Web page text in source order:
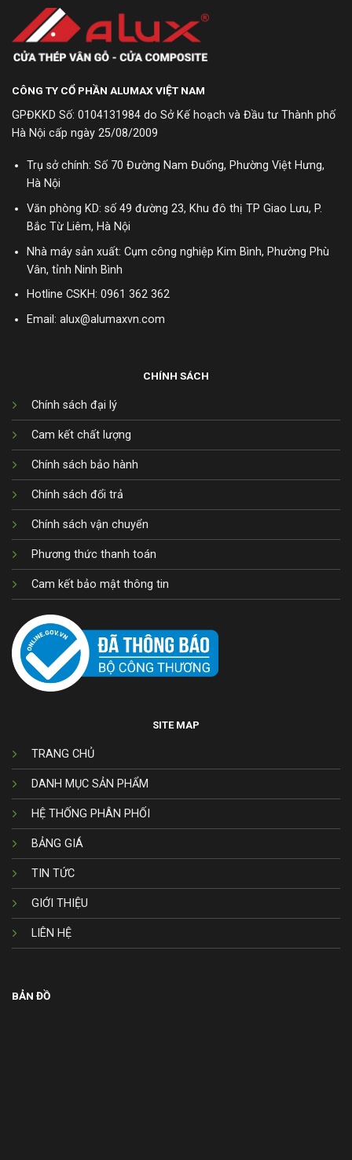
CÔNG TY CỔ PHẦN ALUMAX VIỆT NAM
GPĐKKD Số: 0104131984 do Sở Kế hoạch và Đầu tư Thành phố
Hà Nội cấp ngày 25/08/2009
Trụ sở chính: Số 70 Đường Nam Đuống, Phường Việt Hưng,
Hà Nội
Văn phòng KD: số 49 đường 23, Khu đô thị TP Giao Lưu, P.
Bắc Từ Liêm, Hà Nội
Nhà máy sản xuất: Cụm công nghiệp Kim Bình, Phường Phù
Vân, tỉnh Ninh Bình
Hotline CSKH: 0961 362 362
Email: alux@alumaxvn.com
CHÍNH SÁCH
Chính sách đại lý
Cam kết chất lượng
Chính sách bảo hành
Chính sách đổi trả
Chính sách vận chuyển
Phương thức thanh toán
Cam kết bảo mật thông tin
SITE MAP
TRANG CHỦ
DANH MỤC SẢN PHẨM
HỆ THỐNG PHÂN PHỐI
BẢNG GIÁ
TIN TỨC
GIỚI THIỆU
LIÊN HỆ
BẢN ĐỒ